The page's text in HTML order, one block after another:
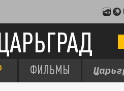
ФИЛЬМЫ